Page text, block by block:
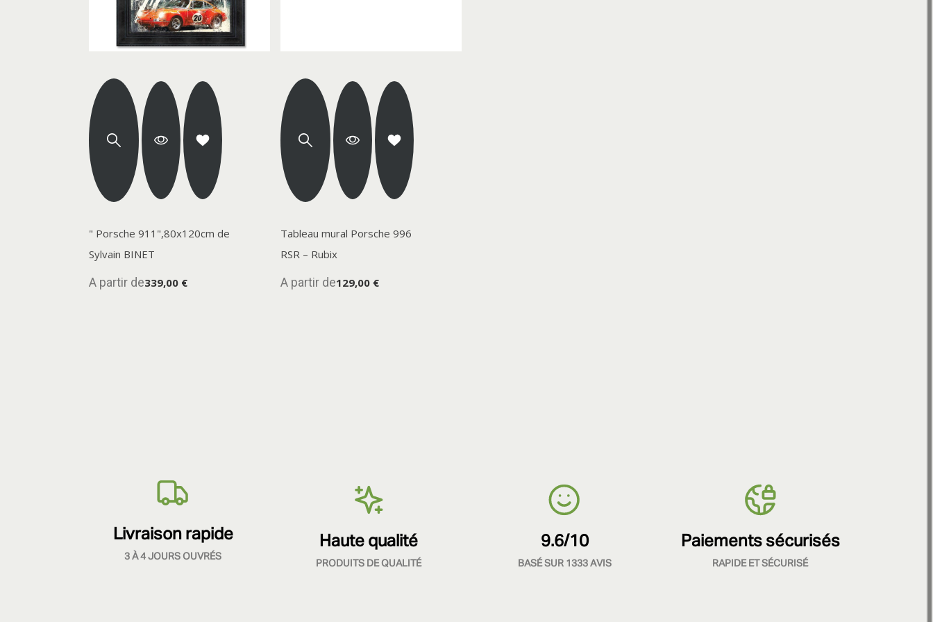
" Porsche 911",80x120cm de
Sylvain BINET
A partir de339,00 €
Tableau mural Porsche 996
RSR – Rubix
A partir de129,00 €
Livraison rapide
3 À 4 JOURS OUVRÉS
Haute qualité
PRODUITS DE QUALITÉ
9.6/10
BASÉ SUR 1333 AVIS
Paiements sécurisés
RAPIDE ET SÉCURISÉ